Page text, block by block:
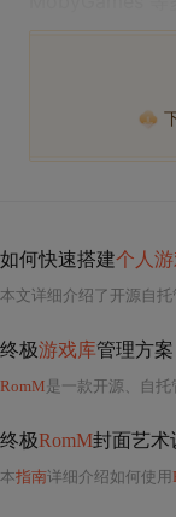
如何快速搭建个人
本文详细介绍了开源自托
终极游戏库管理方案
RomM是一款开源、自托
终极RomM封面艺术
本指南详细介绍如何使用